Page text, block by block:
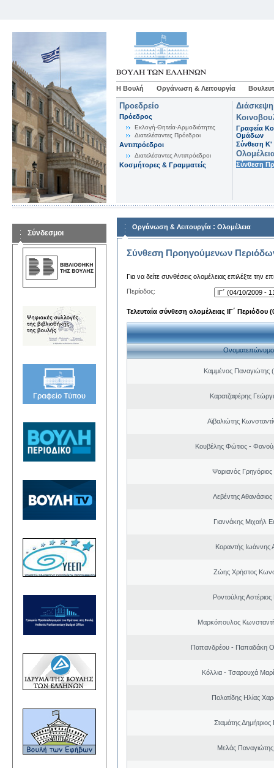
Η Βουλή Οργάνωση & Λειτουργία
Προεδρείο
Πρόεδρος
Εκλογή-Θητεία-Αρμοδιότητες
Διατελέσαντες Πρόεδροι
Αντιπρόεδροι
Διατελέσαντες Αντιπρόεδροι
Κοσμήτορες & Γραμματείς
Γραφεία
Ομάδων
Σύνθεση K'
Σύνθεση
Σύνδεσμοι
Οργάνωση & Λειτουργία : Ολομέλεια
Σύνθεση Προηγούμενων
Για να δείτε συνθέσεις ολομέλειας επιλέξτε την
Περίοδος:
Τελευταία σύνθεση ολομέλειας ΙΓ΄ Περιόδου
Ονοματεπώνυμο
Καμμένος Παναγιώτης
Καρατζαφέρης
Αϊβαλιώτης
Κουβέλης Φώτιος -
Ψαριανός
Λεβέντης
Γιαννάκης Μιχαήλ
Κοραντής Ιωάννης
Ζώης Χρήστος
Ροντούλης
Μαρκόπουλος
Παπανδρέου - Παπαδάκη
Κόλλια - Τσαρουχά
Πολατίδης Ηλίας
Σταμάτης Δημήτριος
Μελάς